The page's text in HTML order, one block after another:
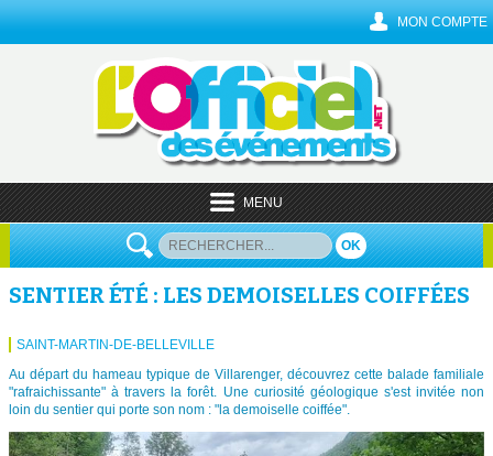
MON COMPTE
MENU
OK
SENTIER ÉTÉ : LES DEMOISELLES COIFFÉES
SAINT-MARTIN-DE-BELLEVILLE
Au départ du hameau typique de Villarenger, découvrez cette balade familiale
"rafraichissante" à travers la forêt. Une curiosité géologique s'est invitée non
loin du sentier qui porte son nom : "la demoiselle coiffée".